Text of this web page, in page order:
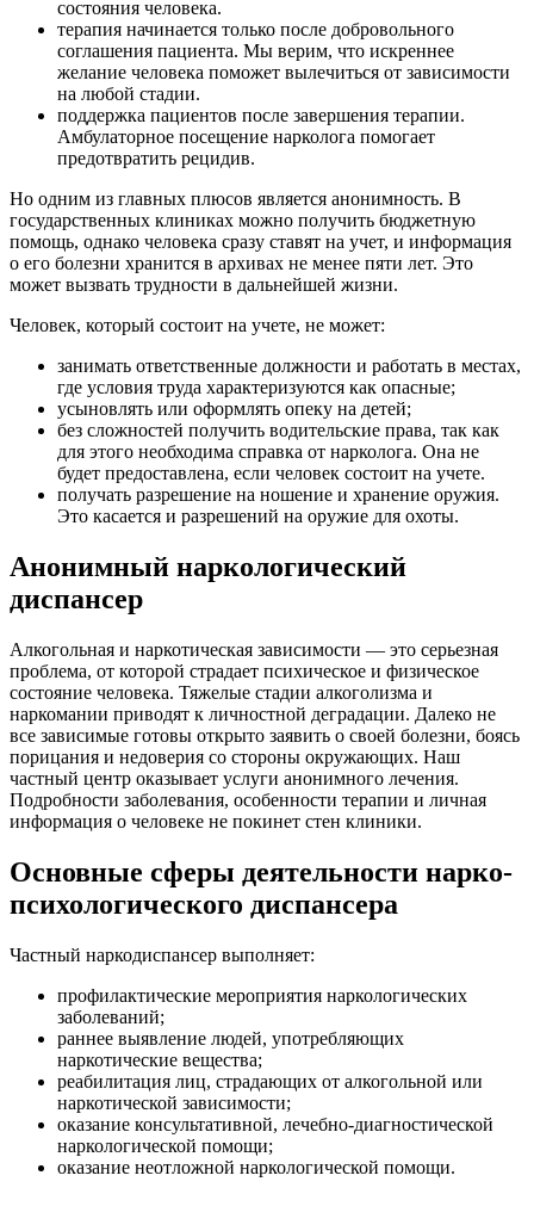
состояния человека.
терапия начинается только после добровольного
соглашения пациента. Мы верим, что искреннее
желание человека поможет вылечиться от зависимости
на любой стадии.
поддержка пациентов после завершения терапии.
Амбулаторное посещение нарколога помогает
предотвратить рецидив.
Но одним из главных плюсов является анонимность. В
государственных клиниках можно получить бюджетную
помощь, однако человека сразу ставят на учет, и информация
о его болезни хранится в архивах не менее пяти лет. Это
может вызвать трудности в дальнейшей жизни.
Человек, который состоит на учете, не может:
занимать ответственные должности и работать в местах,
где условия труда характеризуются как опасные;
усыновлять или оформлять опеку на детей;
без сложностей получить водительские права, так как
для этого необходима справка от нарколога. Она не
будет предоставлена, если человек состоит на учете.
получать разрешение на ношение и хранение оружия.
Это касается и разрешений на оружие для охоты.
Анонимный наркологический
диспансер
Алкогольная и наркотическая зависимости — это серьезная
проблема, от которой страдает психическое и физическое
состояние человека. Тяжелые стадии алкоголизма и
наркомании приводят к личностной деградации. Далеко не
все зависимые готовы открыто заявить о своей болезни, боясь
порицания и недоверия со стороны окружающих. Наш
частный центр оказывает услуги анонимного лечения.
Подробности заболевания, особенности терапии и личная
информация о человеке не покинет стен клиники.
Основные сферы деятельности нарко-
психологического диспансера
Частный наркодиспансер выполняет:
профилактические мероприятия наркологических
заболеваний;
раннее выявление людей, употребляющих
наркотические вещества;
реабилитация лиц, страдающих от алкогольной или
наркотической зависимости;
оказание консультативной, лечебно-диагностической
наркологической помощи;
оказание неотложной наркологической помощи.